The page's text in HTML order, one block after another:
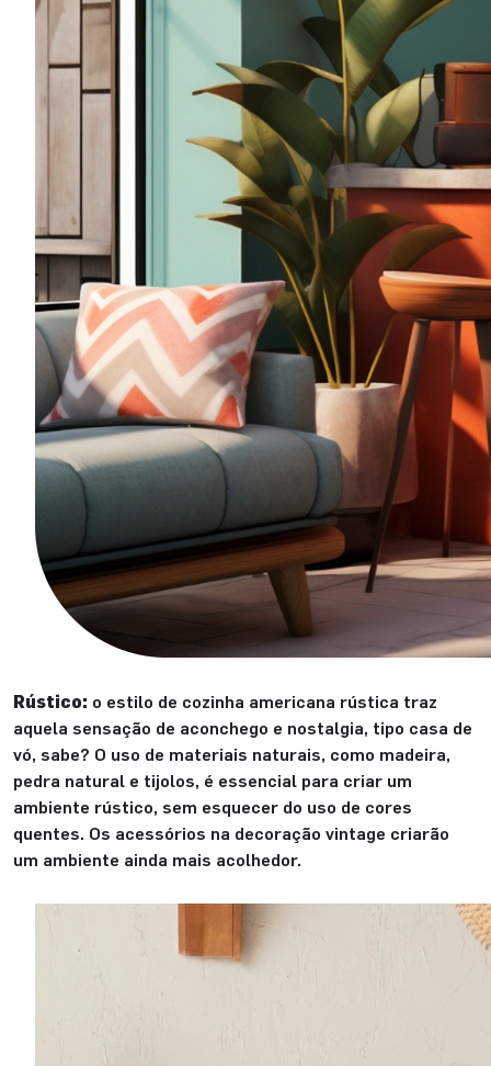
Rústico: o estilo de cozinha americana rústica traz
aquela sensação de aconchego e nostalgia, tipo casa de
vó, sabe? O uso de materiais naturais, como madeira,
pedra natural e tijolos, é essencial para criar um
ambiente rústico, sem esquecer do uso de cores
quentes. Os acessórios na decoração vintage criarão
um ambiente ainda mais acolhedor.